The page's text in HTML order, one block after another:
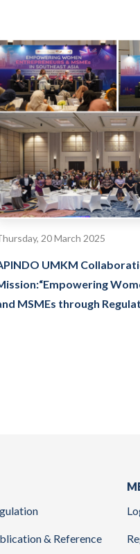
20 March 2025
UMKM
MSMEs through
& Reference